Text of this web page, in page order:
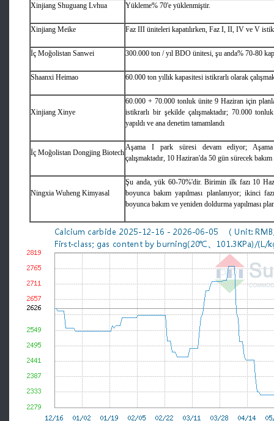
Xinjiang Shuguang Lvhua Yükleme% 70'e yüklenmiştir.
Xinjiang Meike Faz III üniteleri kapatılırken, Faz I, II, IV ve V
İç Moğolistan Sanwei 300.000 ton / yıl BDO ünitesi, şu anda% 70-80
Shaanxi Heimao 60.000 ton yıllık kapasitesi istikrarlı olarak
Xinjiang Xinye
60.000 + 70.000 tonluk ünite 9 Haziran için
istikrarlı bir şekilde çalışmaktadır; 70.000
yapıldı ve ana denetim tamamlandı
İç Moğolistan Dongjing Biotech
Aşama I park süresi devam ediyor;
çalışmaktadır, 10 Haziran'da 50 gün sürecek
Ningxia Wuheng Kimyasal
Şu anda, yük 60-70%'dir. Birimin ilk fazı 10
boyunca bakım yapılması planlanıyor; ikinci
boyunca bakım ve yeniden doldurma yapılması